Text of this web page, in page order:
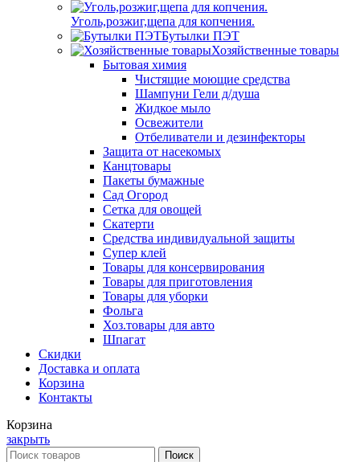
Уголь,розжиг,щепа для копчения.
Бутылки ПЭТ
Хозяйственные товары
Бытовая химия
Чистящие моющие средства
Шампуни Гели д/душа
Жидкое мыло
Освежители
Отбеливатели и дезинфекторы
Защита от насекомых
Канцтовары
Пакеты бумажные
Сад Огород
Сетка для овощей
Скатерти
Средства индивидуальной защиты
Супер клей
Товары для консервирования
Товары для приготовления
Товары для уборки
Фольга
Хоз.товары для авто
Шпагат
Скидки
Доставка и оплата
Корзина
Контакты
Корзина
закрыть
Поиск